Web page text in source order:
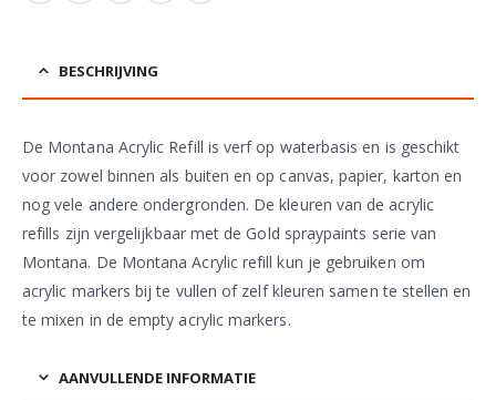
BESCHRIJVING
De Montana Acrylic Refill is verf op waterbasis en is geschikt
voor zowel binnen als buiten en op canvas, papier, karton en
nog vele andere ondergronden. De kleuren van de acrylic
refills zijn vergelijkbaar met de Gold spraypaints serie van
Montana. De Montana Acrylic refill kun je gebruiken om
acrylic markers bij te vullen of zelf kleuren samen te stellen en
te mixen in de empty acrylic markers.
AANVULLENDE INFORMATIE